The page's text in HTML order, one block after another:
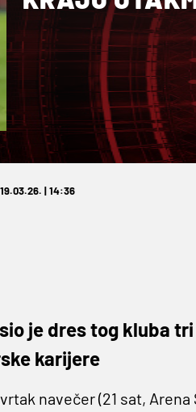
| 14:36
je dres tog kluba
karijere
navečer (21 sat,